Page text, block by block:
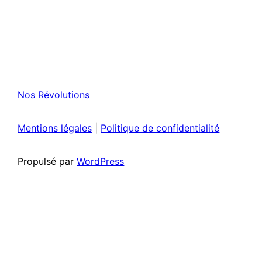
Nos Révolutions
Mentions légales Politique de confidentialité
Propulsé parWordPress